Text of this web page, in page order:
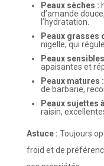
Peaux sèches :
d’amande
l’hydratation.
Peaux grasses
nigelle, qui
Peaux
apaisantes et
Peaux matures :
de barbarie,
Peaux sujettes
raisin,
Astuce : Toujours
froid et de